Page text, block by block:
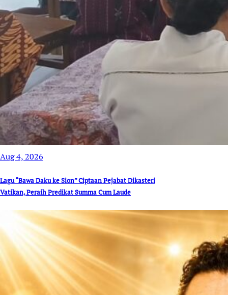
Aug 4, 2026
Lagu “Bawa Daku ke Sion” Ciptaan Pejabat Dikasteri
Vatikan, Peraih Predikat Summa Cum Laude